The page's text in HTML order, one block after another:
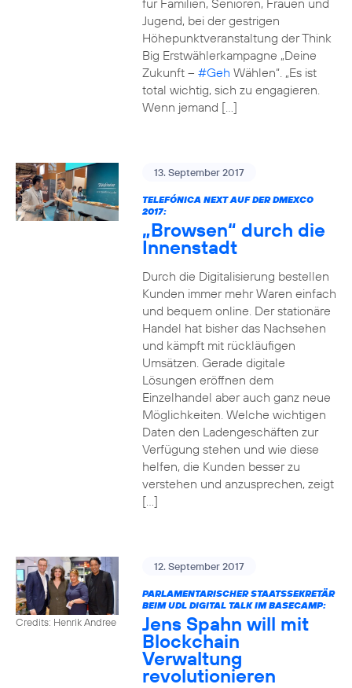
für Familien, Senioren, Frauen und
Jugend, bei der gestrigen
Höhepunktveranstaltung der Think
Big Erstwählerkampagne „Deine
Zukunft – #Geh Wählen“. „Es ist
total wichtig, sich zu engagieren.
Wenn jemand […]
13. September 2017
TELEFÓNICA NEXT AUF DER DMEXCO
2017:
„Browsen“ durch die
Innenstadt
Durch die Digitalisierung bestellen
Kunden immer mehr Waren einfach
und bequem online. Der stationäre
Handel hat bisher das Nachsehen
und kämpft mit rückläufigen
Umsätzen. Gerade digitale
Lösungen eröffnen dem
Einzelhandel aber auch ganz neue
Möglichkeiten. Welche wichtigen
Daten den Ladengeschäften zur
Verfügung stehen und wie diese
helfen, die Kunden besser zu
verstehen und anzusprechen, zeigt
[…]
Credits: Henrik Andree
12. September 2017
PARLAMENTARISCHER STAATSSEKRETÄR
BEIM UDL DIGITAL TALK IM BASECAMP:
Jens Spahn will mit
Blockchain
Verwaltung
revolutionieren